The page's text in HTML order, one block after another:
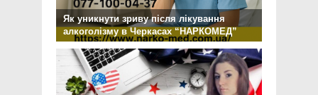
Як уникнути зриву після лікування
алкоголізму в Черкасах “НАРКОМЕД”